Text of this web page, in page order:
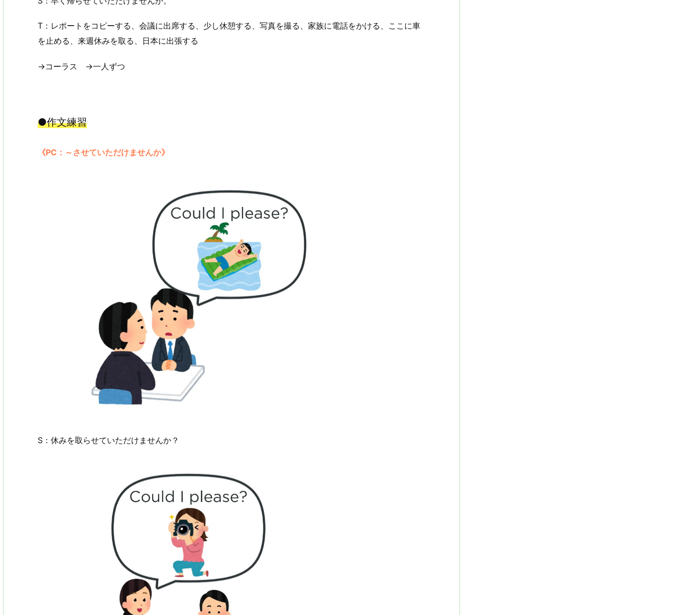
T：レポートをコピーする、会議に出席する、少し休憩する、写真を撮る、家族に電話をかける、ここに車
を止める、来週休みを取る、日本に出張する
→コーラス →一人ずつ
●作文練習
《PC：～させていただけませんか》
S：休みを取らせていただけませんか？